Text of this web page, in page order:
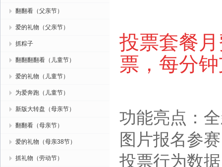
翻翻看（父亲节）
爱的礼物（父亲节）
抓粽子
翻翻翻翻看（儿童节）
爱的礼物（儿童节）
为爱奔跑（儿童节）
新版大转盘（母亲节）
翻翻看（母亲节）
爱的礼物（母亲38节）
抓礼物（劳动节）
投票套餐
票，每分
功能亮点：
图片报名参
投票行为数